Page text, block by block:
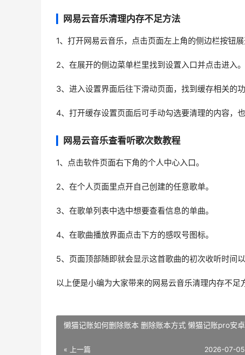
网易云音乐清理内存不足方法
1、打开网易云音乐，点击页面左上角的侧边栏按钮展
2、在展开的侧边菜单栏里找到设置入口并点击进入。
3、进入设置界面后往下滑动页面，找到缓存相关的功
4、打开缓存设置页面后可手动勾选要清理的内容，
网易云音乐查看听歌次数教程
1、点击软件页面右下角的个人中心入口。
2、在个人页面里点开自己创建的任意歌单。
3、在歌单列表中选中想要查看信息的单曲。
4、在歌曲播放界面点击下方的感叹号图标。
5、页面顶部随即就会显示这首歌曲的初次收听时间以
以上便是小编为大家带来的网易云音乐清理内存不
懒猫记账如何删除账本 删除账本方式 懒猫记账pro安卓
« 上一篇 2026-07-05